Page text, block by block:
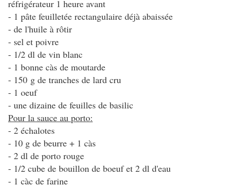
réfrigérateur 1 heure avant
- 1 pâte feuilletée rectangulaire déjà abaissée
- de l'huile à rôtir
- sel et poivre
- 1/2 dl de vin blanc
- 1 bonne càs de moutarde
- 150 g de tranches de lard cru
- 1 oeuf
- une dizaine de feuilles de basilic
Pour la sauce au porto:
- 2 échalotes
- 10 g de beurre + 1 càs
- 2 dl de porto rouge
- 1/2 cube de bouillon de boeuf et 2 dl d'eau
- 1 càc de farine